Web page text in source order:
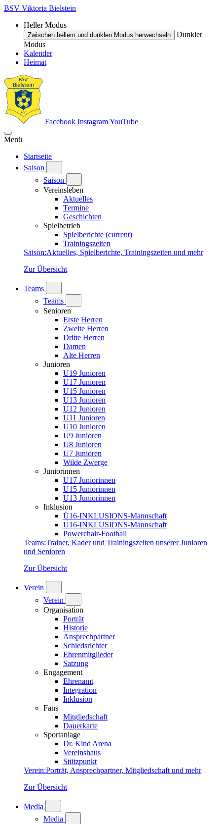
BSV Viktoria Bielstein
Heller Modus
Zwischen hellem und dunklen Modus herwechseln
Dunkler
Modus
Kalender
Heimat
Facebook InstagramYouTube
Menü
Startseite
Saison
Saison
Vereinsleben
Aktuelles
Termine
Geschichten
Spielbetrieb
Spielberichte (current)
Trainingszeiten
Saison:Aktuelles, Spielberichte, Trainingszeiten und mehr
Zur Übersicht
Teams
Teams
Senioren
Erste Herren
Zweite Herren
Dritte Herren
Damen
Alte Herren
Junioren
U19 Junioren
U17 Junioren
U15 Junioren
U13 Junioren
U12 Junioren
U11 Junioren
U10 Junioren
U9 Junioren
U8 Junioren
U7 Junioren
Wilde Zwerge
Juniorinnen
U17 Juniorinnen
U15 Juniorinnen
U13 Juniorinnen
Inklusion
Ü16-INKLUSIONS-Mannschaft
U16-INKLUSIONS-Mannschaft
Powerchair-Football
Teams:Trainer, Kader und Trainingszeiten unserer Junioren
und Senioren
Zur Übersicht
Verein
Verein
Organisation
Porträt
Historie
Ansprechpartner
Schiedsrichter
Ehrenmitglieder
Satzung
Engagement
Ehrenamt
Integration
Inklusion
Fans
Mitgliedschaft
Dauerkarte
Sportanlage
Dr. Kind Arena
Vereinshaus
Stützpunkt
Verein:Porträt, Ansprechpartner, Mitgliedschaft und mehr
Zur Übersicht
Media
Media